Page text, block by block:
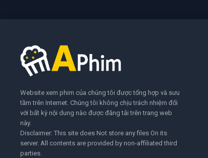
Website xem phim của chúng tôi được tổng hợp và sưu
tầm trên Internet. Chúng tôi không chịu trách nhiệm đối
với bất kỳ nội dung nào được đăng tải trên trang web
này.
Disclaimer: This site does Not store any files On its
server. All contents are provided by non-affiliated third
parties.